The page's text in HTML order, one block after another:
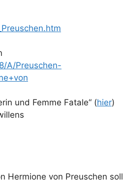
A/Preuschen-
und Femme Fatale“ (hier)
Hermione von Preuschen